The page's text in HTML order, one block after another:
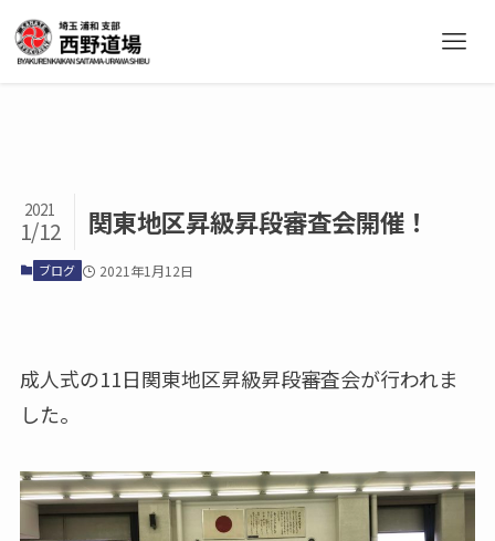
関東地区昇級昇段審査会開催！
2021
1/12
ブログ 2021年1月12日
成人式の11日関東地区昇級昇段審査会が行われま
した。